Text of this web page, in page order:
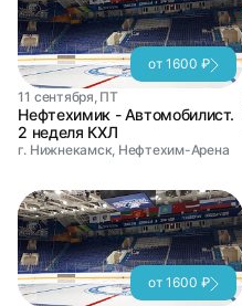
от 1600 ₽
11 сентября, ПТ
Нефтехимик - Автомобилист.
2 неделя КХЛ
г. Нижнекамск, Нефтехим-Арена
от 1600 ₽